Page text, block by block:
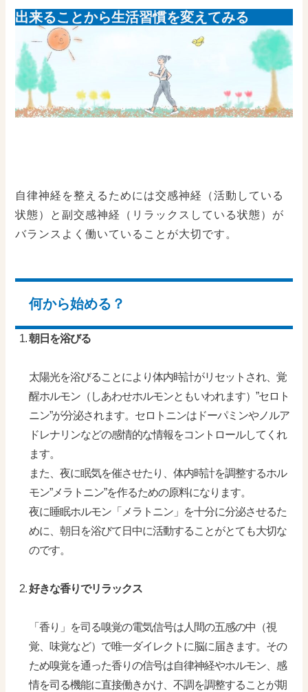
出来ることから生活習慣を変えてみる
自律神経を整えるためには交感神経（活動している
状態）と副交感神経（リラックスしている状態）が
バランスよく働いていることが大切です。
何から始める？
朝日を浴びる
太陽光を浴びることにより体内時計がリセットされ、覚
醒ホルモン（しあわせホルモンともいわれます）”セロト
ニン”が分泌されます。セロトニンはドーパミンやノルア
ドレナリンなどの感情的な情報をコントロールしてくれ
ます。
また、夜に眠気を催させたり、体内時計を調整するホル
モン”メラトニン”を作るための原料になります。
夜に睡眠ホルモン「メラトニン」を十分に分泌させるた
めに、朝日を浴びて日中に活動することがとても大切な
のです。
好きな香りでリラックス
「香り」を司る嗅覚の電気信号は人間の五感の中（視
覚、味覚など）で唯一ダイレクトに脳に届きます。その
ため嗅覚を通った香りの信号は自律神経やホルモン、感
情を司る機能に直接働きかけ、不調を調整することが期